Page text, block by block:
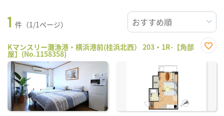
1 件（1/1ページ）
Kマンスリー灘漁港・横浜港前(桂浜北西） 203・1R-【角部
屋】(No.1158358)
に入